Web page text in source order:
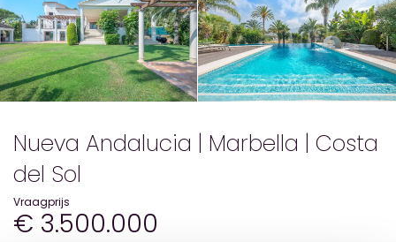
Nueva Andalucia | Marbella | Costa
del Sol
Vraagprijs
€ 3.500.000